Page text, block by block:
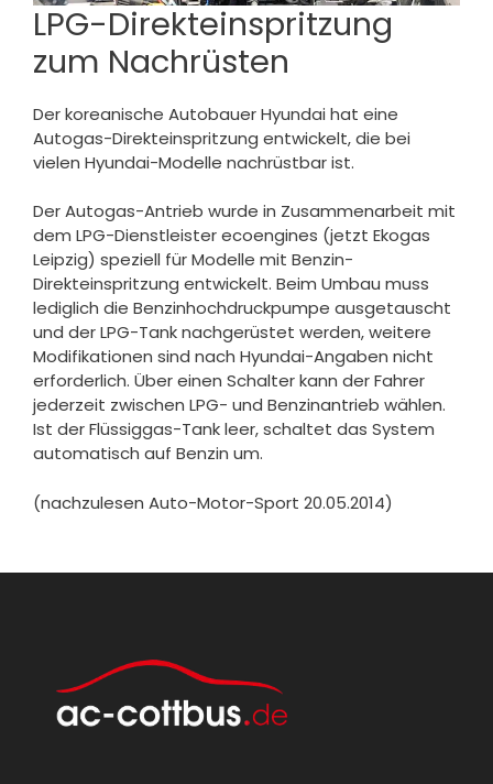
LPG-Direkteinspritzung
zum Nachrüsten
Der koreanische Autobauer Hyundai hat eine
Autogas-Direkteinspritzung entwickelt, die bei
vielen Hyundai-Modelle nachrüstbar ist.
Der Autogas-Antrieb wurde in Zusammenarbeit mit
dem LPG-Dienstleister ecoengines (jetzt Ekogas
Leipzig) speziell für Modelle mit Benzin-
Direkteinspritzung entwickelt. Beim Umbau muss
lediglich die Benzinhochdruckpumpe ausgetauscht
und der LPG-Tank nachgerüstet werden, weitere
Modifikationen sind nach Hyundai-Angaben nicht
erforderlich. Über einen Schalter kann der Fahrer
jederzeit zwischen LPG- und Benzinantrieb wählen.
Ist der Flüssiggas-Tank leer, schaltet das System
automatisch auf Benzin um.
(nachzulesen Auto-Motor-Sport 20.05.2014)